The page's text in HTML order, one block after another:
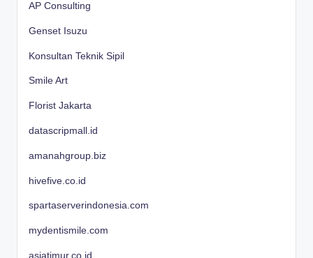
AP Consulting
Genset Isuzu
Konsultan Teknik Sipil
Smile Art
Florist Jakarta
datascripmall.id
amanahgroup.biz
hivefive.co.id
spartaserverindonesia.com
mydentismile.com
asiatimur.co.id